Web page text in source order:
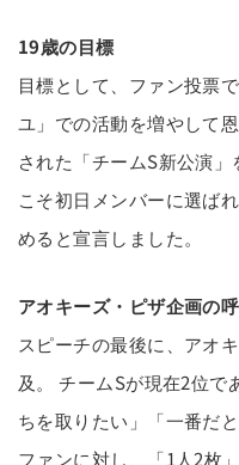
19歳の目標
目標として、ファン投票
ユ」での活動を増やして
された「チームS新公演
こそ初日メンバーに選ば
めると宣言しました。
アオキーズ・ピザ企画の
スピーチの最後に、アオ
及。 チームSが現在2位で
ちを取りたい」「一番だ
ファンに対し、「1人2枚